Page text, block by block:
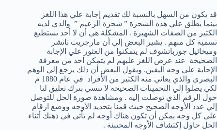
قد يكون من السهل بالنسبة لك تقديم إجابة علي هذا اللغز
بينما يطلق علي هذه الشجرة ” شجرة الزعيم ” والذي لديه
الكثير من الصفات الشهيرة . المشكلة هي أن لا أحد يستطيع
تسمية كل منهم . يشير البعض إلي أن مارجريت تاتشر
وميخائيل جورباتشوف لم يتمكنوا من العثور علي الإجابة
الصحيحة عند عرض اللغز عليهم لم يتمكن احد من معرفة
الإجابة علي وجه اليقين. ويقول البعض أن ذلك يرجع إلي الوهم
البصري والذي يعاني منه الكثير من الأفراد في عام 1880 م
لكي يصلوا إلي التخمينات الصحيحة لا تنسي بترك تعليق لنا
حول الرقم الذي توصلت إليه . ومشاهدة صورة الحل للتوصل
إلي عدد الأوجه الصحيح حيث قمنا بتحديد الأوجه ووضع ارقام
علي كل وجه يمكن أن تكون هناك أوجه لم تأتي في ذهنك أثناء
الحل حاول إكتشاف الأوجه المختبئة .